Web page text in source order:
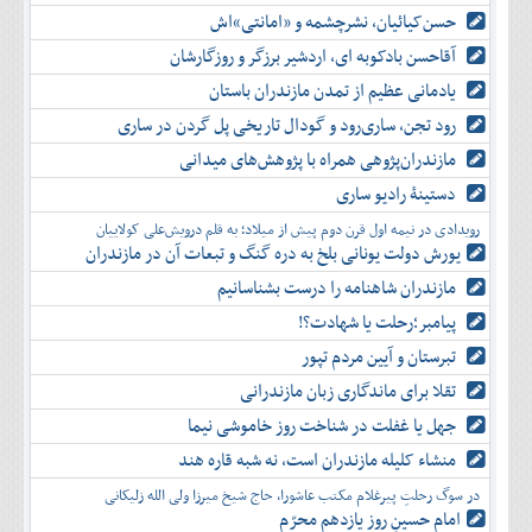
حسن‌کیائیان، نشرچشمه و «امانتی»اش
آقاحسن بادکوبه ای، اردشیر برزگر و روزگارشان
یادمانی عظیم از تمدن مازندران باستان
رود تجن، ساری‌رود و گودال تاریخی پل گردن در ساری
مازندران‌پژوهی همراه با پژوهش‌های میدانی
دستینۀ رادیو ساری
رویدادی در نیمه اول قرن دوم پیش از میلاد؛ به قلم درویش‌علی کولاییان
یورش دولت یونانی بلخ به دره گنگ و تبعات آن در مازندران
مازندران شاهنامه را درست بشناسانیم
پیامبر؛رحلت یا شهادت؟!
تبرستان و آیین مردم تپور
تقلا برای ماندگاری زبان مازندرانی
جهل یا غفلت در شناخت روز خاموشی نیما
منشاء کلیله مازندران است، نه شبه قاره هند
در سوگ رحلتِ پیرغلام مکتب عاشورا، حاج شیخ میرزا ولی الله زلیکانی
امام حسینِ روز یازدهم محرّم